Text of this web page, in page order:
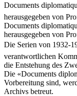
Documents
herausgegeben von
Documents
herausgegeben von
Die Serien von 1932-
verantwortlichen
die Entstehung des
Die «Documents
Vorbereitung sind,
Archivs betreut.